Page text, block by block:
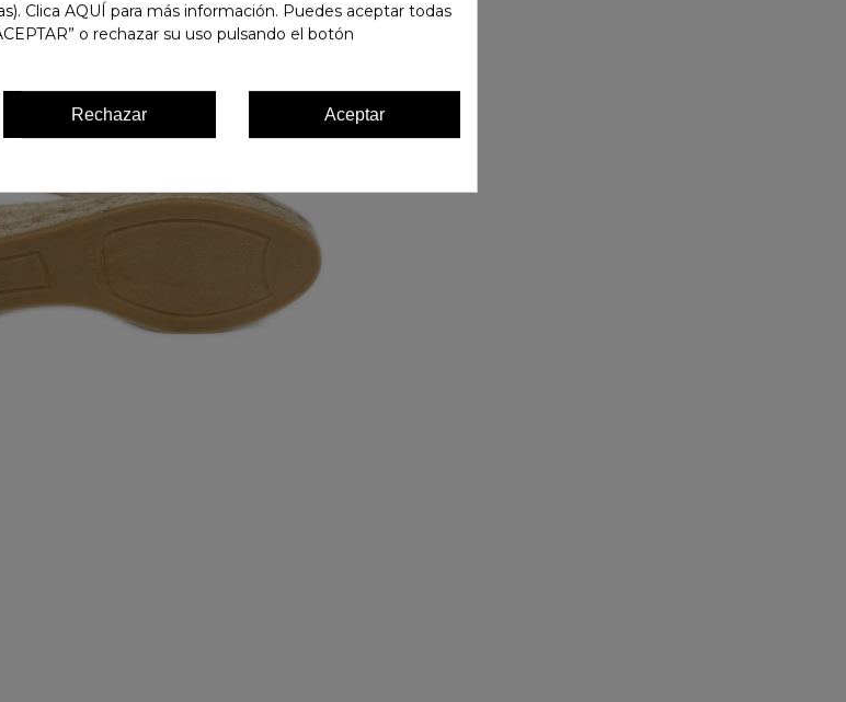
Clica AQUÍ para más información. Puedes aceptar todas
o rechazar su uso pulsando el botón
Rechazar Aceptar